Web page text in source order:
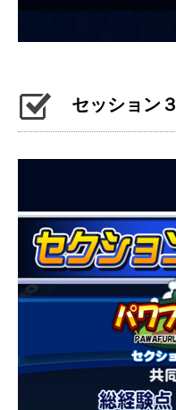
セッション３